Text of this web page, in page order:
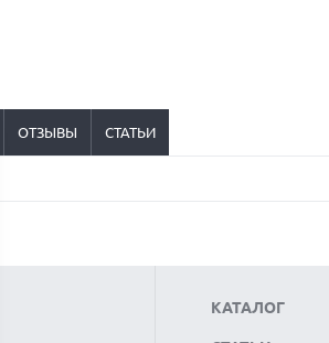
ОТЗЫВЫ СТАТЬИ
КАТАЛОГ